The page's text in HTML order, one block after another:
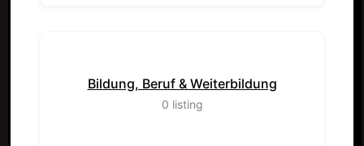
Bildung, Beruf & Weiterbildung
0 listing